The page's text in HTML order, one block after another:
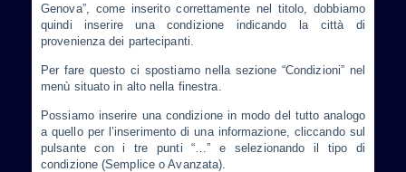
Genova”, come inserito correttamente nel titolo, dobbiamo
quindi inserire una condizione indicando la città di
provenienza dei partecipanti.
Per fare questo ci spostiamo nella sezione “Condizioni” nel
menù situato in alto nella finestra.
Possiamo inserire una condizione in modo del tutto analogo
a quello per l’inserimento di una informazione, cliccando sul
pulsante con i tre punti “…” e selezionando il tipo di
condizione (Semplice o Avanzata).